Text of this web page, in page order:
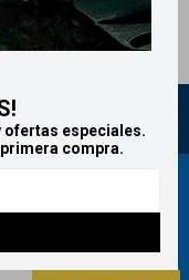
ofertas especiales.
compra.
novedades!